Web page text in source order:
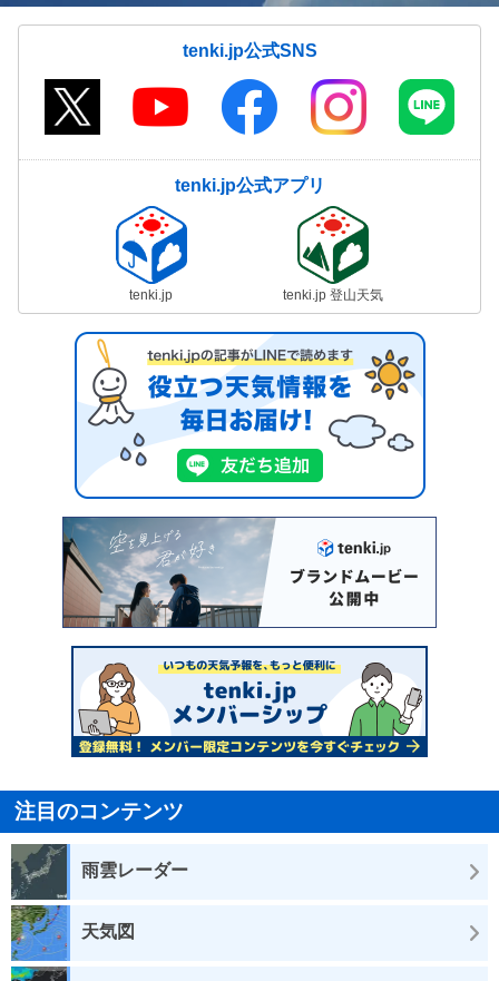
tenki.jp公式SNS
tenki.jp公式アプリ
tenki.jp tenki.jp 登山天気
注目のコンテンツ
雨雲レーダー
天気図